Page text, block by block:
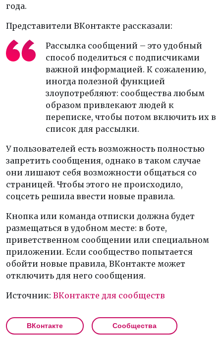
года.
Представители ВКонтакте рассказали:
Рассылка сообщений – это удобный
способ поделиться с подписчиками
важной информацией. К сожалению,
иногда полезной функцией
злоупотребляют: сообщества любым
образом привлекают людей к
переписке, чтобы потом включить их в
список для рассылки.
У пользователей есть возможность полностью
запретить сообщения, однако в таком случае
они лишают себя возможности общаться со
страницей. Чтобы этого не происходило,
соцсеть решила ввести новые правила.
Кнопка или команда отписки должна будет
размещаться в удобном месте: в боте,
приветственном сообщении или специальном
приложении. Если сообщество попытается
обойти новые правила, ВКонтакте может
отключить для него сообщения.
Источник: ВКонтакте для сообществ
ВКонтакте Сообщества